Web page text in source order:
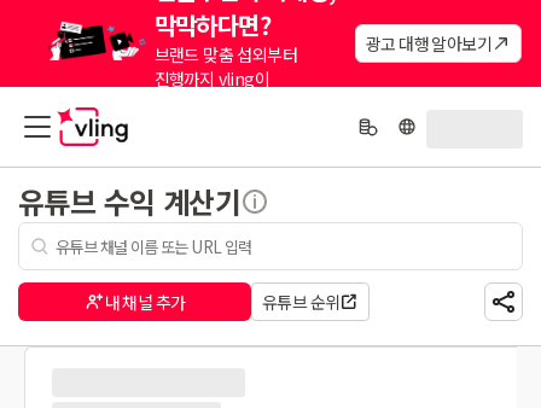
막막하다면?
브랜드 맞춤 섭외부터
진행까지 vling이
광고 대행 알아보기
유튜브 수익 계산기
내 채널 추가 유튜브 순위